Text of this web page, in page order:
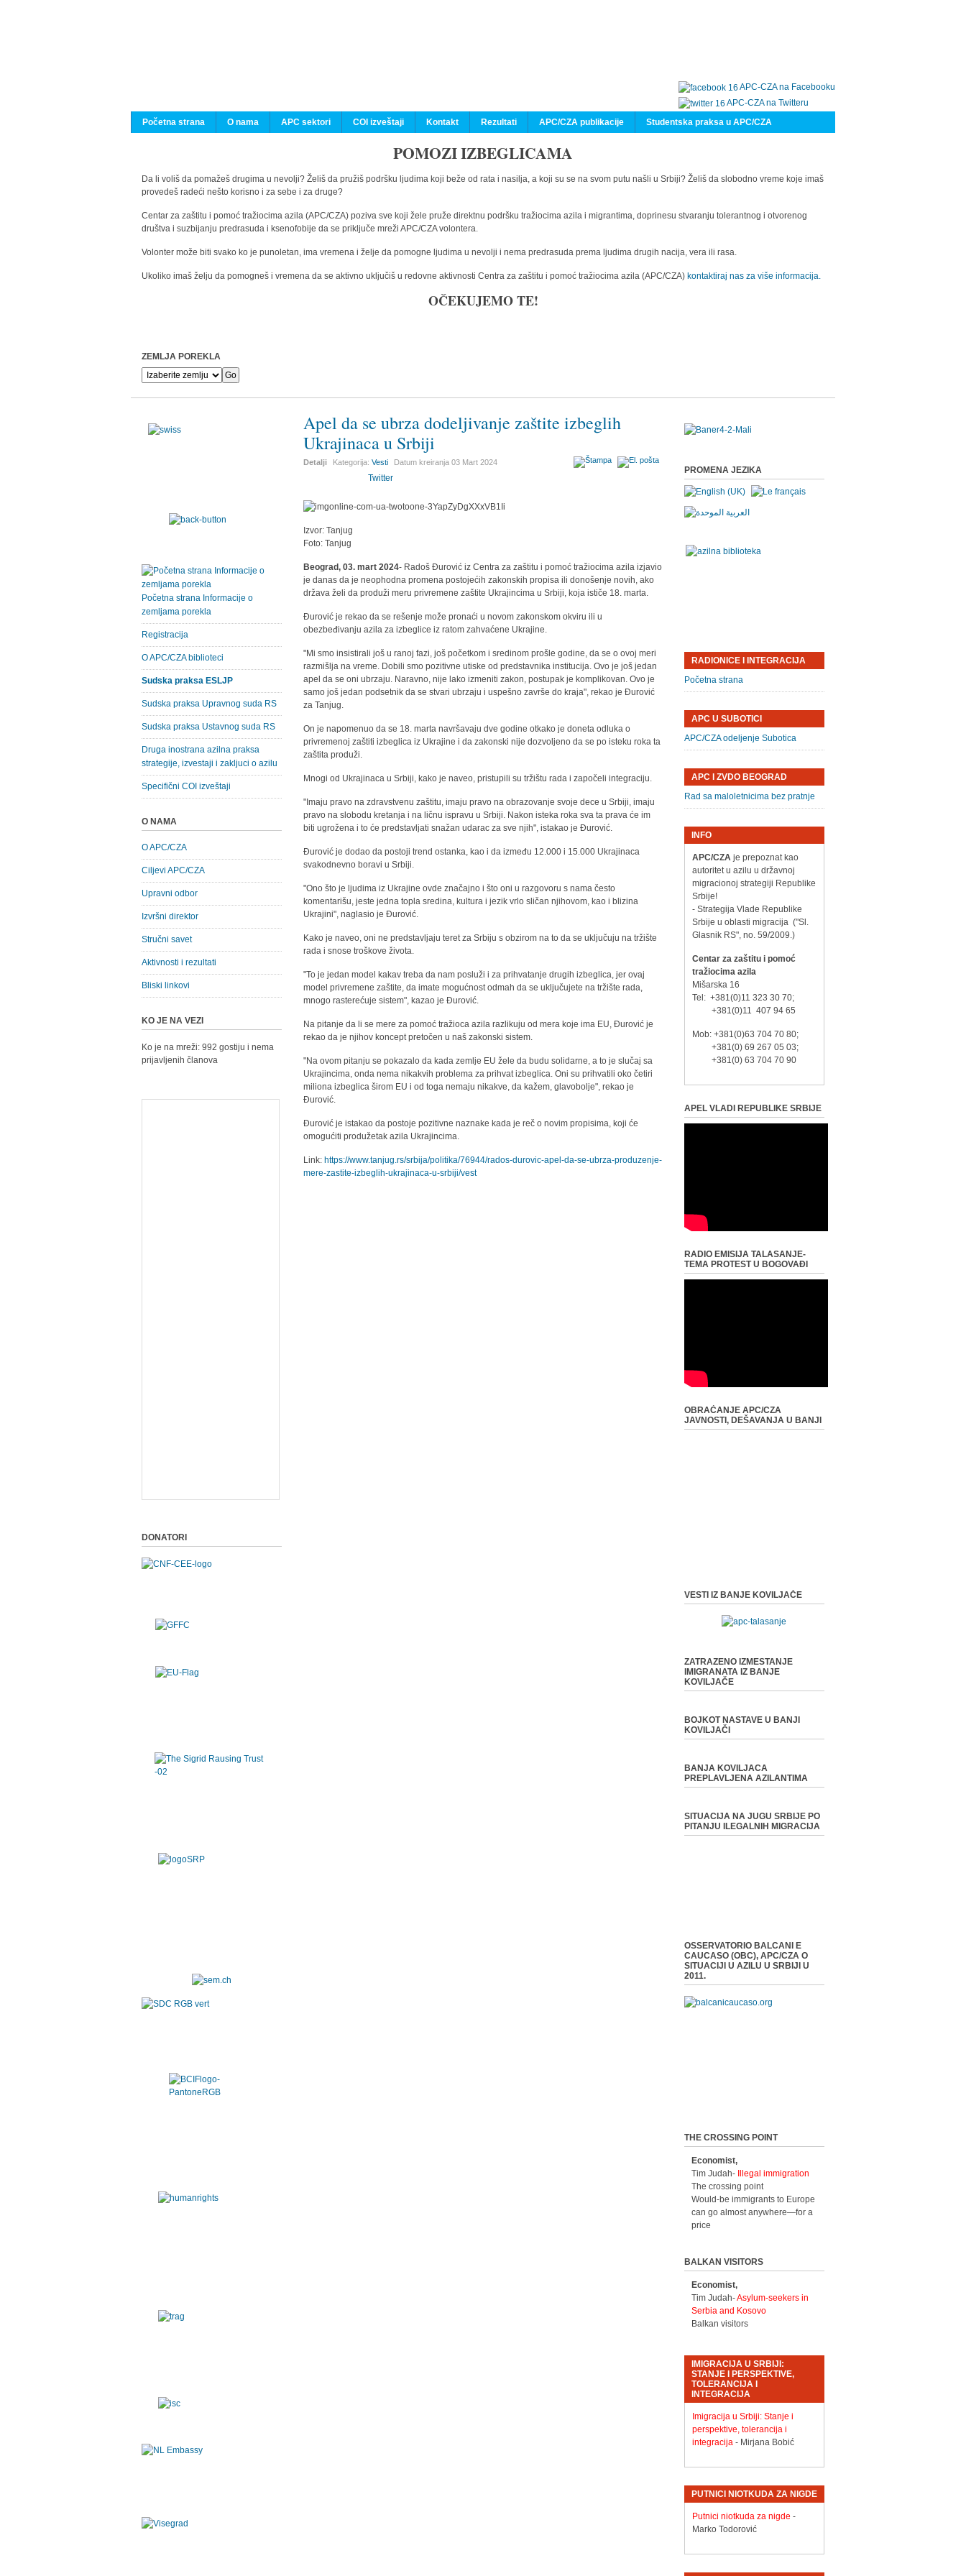
APC-CZA na Facebooku
APC-CZA na Twitteru
Početna strana
O nama APC sektori COI izveštaji Kontakt Rezultati APC/CZA publikacije Studentska praksa u APC/CZA
POMOZI IZBEGLICAMA
Da li voliš da pomažeš drugima u nevolji? Želiš da pružiš podršku ljudima koji beže od rata i nasilja, a koji su se na svom putu našli u Srbiji? Želiš da slobodno vreme koje imaš
provedeš radeći nešto korisno i za sebe i za druge?
Centar za zaštitu i pomoć tražiocima azila (APC/CZA) poziva sve koji žele pruže direktnu podršku tražiocima azila i migrantima, doprinesu stvaranju tolerantnog i otvorenog
društva i suzbijanju predrasuda i ksenofobije da se priključe mreži APC/CZA volontera.
Volonter može biti svako ko je punoletan, ima vremena i želje da pomogne ljudima u nevolji i nema predrasuda prema ljudima drugih nacija, vera ili rasa.
Ukoliko imaš želju da pomogneš i vremena da se aktivno uključiš u redovne aktivnosti Centra za zaštitu i pomoć tražiocima azila (APC/CZA) kontaktiraj nas za više informacija.
OČEKUJEMO TE!
ZEMLJA POREKLA
Apel da se ubrza dodeljivanje zaštite izbeglih
Ukrajinaca u Srbiji
Detalji Kategorija:Vesti Datum kreiranja03 Mart 2024
Twitter
Izvor: Tanjug
Foto: Tanjug
Beograd, 03. mart 2024- Radoš Đurović iz Centra za zaštitu i pomoć tražiocima azila izjavio
je danas da je neophodna promena postojećih zakonskih propisa ili donošenje novih, ako
država želi da produži meru privremene zaštite Ukrajincima u Srbiji, koja ističe 18. marta.
Đurović je rekao da se rešenje može pronaći u novom zakonskom okviru ili u
obezbeđivanju azila za izbeglice iz ratom zahvaćene Ukrajine.
"Mi smo insistirali još u ranoj fazi, još početkom i sredinom prošle godine, da se o ovoj meri
razmišlja na vreme. Dobili smo pozitivne utiske od predstavnika institucija. Ovo je još jedan
apel da se oni ubrzaju. Naravno, nije lako izmeniti zakon, postupak je komplikovan. Ovo je
samo još jedan podsetnik da se stvari ubrzaju i uspešno završe do kraja", rekao je Đurović
za Tanjug.
On je napomenuo da se 18. marta navršavaju dve godine otkako je doneta odluka o
privremenoj zaštiti izbeglica iz Ukrajine i da zakonski nije dozvoljeno da se po isteku roka ta
zaštita produži.
Mnogi od Ukrajinaca u Srbiji, kako je naveo, pristupili su tržištu rada i započeli integraciju.
"Imaju pravo na zdravstvenu zaštitu, imaju pravo na obrazovanje svoje dece u Srbiji, imaju
pravo na slobodu kretanja i na ličnu ispravu u Srbiji. Nakon isteka roka sva ta prava će im
biti ugrožena i to će predstavljati snažan udarac za sve njih", istakao je Đurović.
Đurović je dodao da postoji trend ostanka, kao i da između 12.000 i 15.000 Ukrajinaca
svakodnevno boravi u Srbiji.
"Ono što je ljudima iz Ukrajine ovde značajno i što oni u razgovoru s nama često
komentarišu, jeste jedna topla sredina, kultura i jezik vrlo sličan njihovom, kao i blizina
Ukrajini", naglasio je Đurović.
Kako je naveo, oni ne predstavljaju teret za Srbiju s obzirom na to da se uključuju na tržište
rada i snose troškove života.
"To je jedan model kakav treba da nam posluži i za prihvatanje drugih izbeglica, jer ovaj
model privremene zaštite, da imate mogućnost odmah da se uključujete na tržište rada,
mnogo rasterećuje sistem", kazao je Đurović.
Na pitanje da li se mere za pomoć tražioca azila razlikuju od mera koje ima EU, Đurović je
rekao da je njihov koncept pretočen u naš zakonski sistem.
"Na ovom pitanju se pokazalo da kada zemlje EU žele da budu solidarne, a to je slučaj sa
Ukrajincima, onda nema nikakvih problema za prihvat izbeglica. Oni su prihvatili oko četiri
miliona izbeglica širom EU i od toga nemaju nikakve, da kažem, glavobolje", rekao je
Đurović.
Đurović je istakao da postoje pozitivne naznake kada je reč o novim propisima, koji će
omogućiti produžetak azila Ukrajincima.
Link: https://www.tanjug.rs/srbija/politika/76944/rados-durovic-apel-da-se-ubrza-produzenje-
mere-zastite-izbeglih-ukrajinaca-u-srbiji/vest
Početna strana Informacije o
zemljama porekla
Registracija
O APC/CZA biblioteci
Sudska praksa ESLJP
Sudska praksa Upravnog suda RS
Sudska praksa Ustavnog suda RS
Druga inostrana azilna praksa
strategije, izvestaji i zakljuci o azilu
Specifični COI izveštaji
O NAMA
O APC/CZA
Ciljevi APC/CZA
Upravni odbor
Izvršni direktor
Stručni savet
Aktivnosti i rezultati
Bliski linkovi
KO JE NA VEZI
Ko je na mreži: 992 gostiju i nema
prijavljenih članova
DONATORI
PROMENA JEZIKA
RADIONICE I INTEGRACIJA
Početna strana
APC U SUBOTICI
APC/CZA odeljenje Subotica
APC I ZVDO BEOGRAD
Rad sa maloletnicima bez pratnje
INFO
APC/CZAje prepoznat kao
autoritet u azilu u državnoj
migracionoj strategiji Republike
Srbije!
- Strategija Vlade Republike
Srbije u oblasti migracija ("Sl.
Glasnik RS", no. 59/2009.)
Centar za zaštitu i pomoć
tražiocima azila
Mišarska 16
Tel: +381(0)11 323 30 70;
+381(0)11 407 94 65
Mob: +381(0)63 704 70 80;
+381(0) 69 267 05 03;
+381(0) 63 704 70 90
APEL VLADI REPUBLIKE SRBIJE
RADIO EMISIJA TALASANJE-
TEMA PROTEST U BOGOVAĐI
OBRAĆANJE APC/CZA
JAVNOSTI, DEŠAVANJA U BANJI
VESTI IZ BANJE KOVILJAČE
ZATRAZENO IZMESTANJE
IMIGRANATA IZ BANJE
KOVILJAČE
BOJKOT NASTAVE U BANJI
KOVILJAČI
BANJA KOVILJACA
PREPLAVLJENA AZILANTIMA
SITUACIJA NA JUGU SRBIJE PO
PITANJU ILEGALNIH MIGRACIJA
OSSERVATORIO BALCANI E
CAUCASO (OBC), APC/CZA O
SITUACIJI U AZILU U SRBIJI U
2011.
THE CROSSING POINT
Economist,
Tim Judah-
Illegal immigration
The crossing point
Would-be immigrants to Europe
can go almost anywhere—for a
price
BALKAN VISITORS
Economist,
Tim Judah-Asylum-seekers in
Serbia and Kosovo
Balkan visitors
IMIGRACIJA U SRBIJI:
STANJE I PERSPEKTIVE,
TOLERANCIJA I
INTEGRACIJA
Imigracija u Srbiji: Stanje i
perspektive, tolerancija i
integracija- Mirjana Bobić
PUTNICI NIOTKUDA ZA NIGDE
Putnici niotkuda za nigde -
Marko Todorović